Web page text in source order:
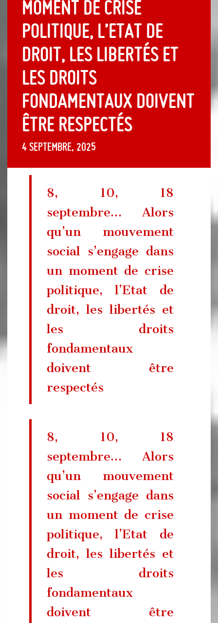
moment de crise
politique, l’Etat de
droit, les libertés et
les droits
fondamentaux doivent
être respectés
4 septembre, 2025
8, 10, 18
septembre… Alors
qu’un mouvement
social s’engage dans
un moment de crise
politique, l’Etat de
droit, les libertés et
les droits
fondamentaux
doivent être
respectés
8, 10, 18
septembre… Alors
qu’un mouvement
social s’engage dans
un moment de crise
politique, l’Etat de
droit, les libertés et
les droits
fondamentaux
doivent être